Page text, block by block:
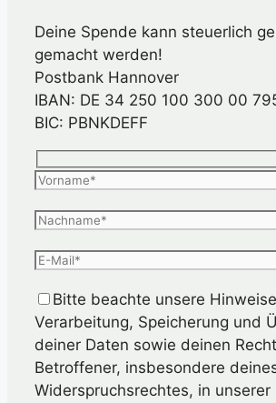
Deine Spende kann steuerlich
gemacht werden!
Postbank Hannover
IBAN: DE 34 250 100 300 00
BIC: PBNKDEFF
Bitte beachte unsere
Verarbeitung, Speicherung und
deiner Daten sowie deinen
Betroffener, insbesondere
Widerspruchsrechtes, in unserer